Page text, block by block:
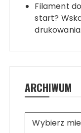
Filament
start?
drukowania.
ARCHIWUM
Archiwum